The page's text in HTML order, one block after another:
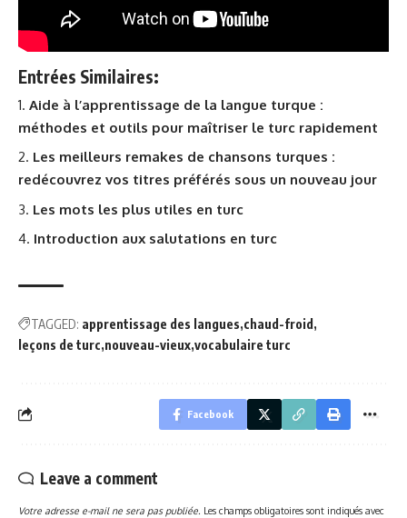
Entrées Similaires:
Aide à l’apprentissage de la langue turque :
méthodes et outils pour maîtriser le turc rapidement
Les meilleurs remakes de chansons turques :
redécouvrez vos titres préférés sous un nouveau jour
Les mots les plus utiles en turc
Introduction aux salutations en turc
TAGGED: apprentissage des langues chaud-froid
leçons de turc nouveau-vieux vocabulaire turc
Facebook
Leave a comment
Votre adresse e-mail ne sera pas publiée. Les champs obligatoires sont indiqués avec